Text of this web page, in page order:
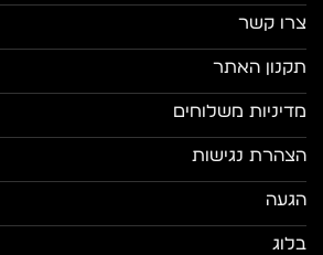
צרו קשר
תקנון האתר
מדיניות משלוחים
הצהרת נגישות
הגעה
בלוג